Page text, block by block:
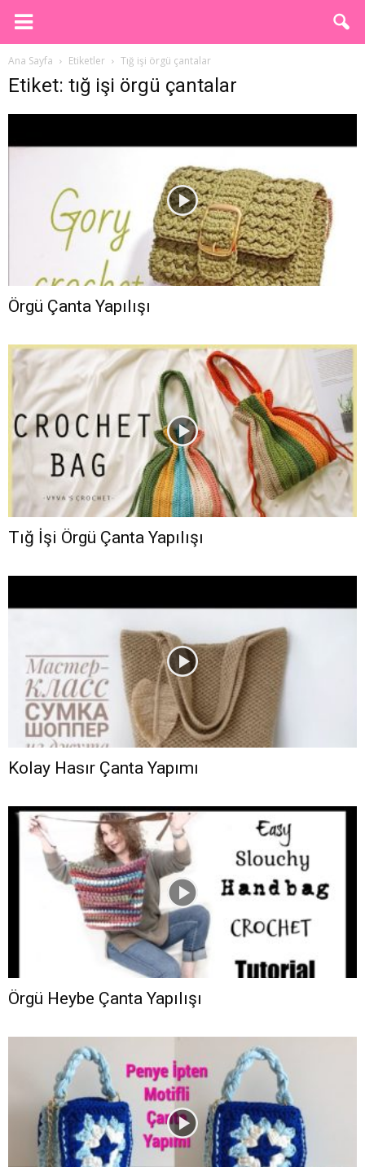
Ana Sayfa Etiketler Tığ işi örgü çantalar
Etiket: tığ işi örgü çantalar
Örgü Çanta Yapılışı
Tığ İşi Örgü Çanta Yapılışı
Kolay Hasır Çanta Yapımı
Örgü Heybe Çanta Yapılışı